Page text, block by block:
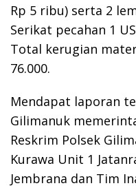
Rp 5 ribu) serta 2
Serikat pecahan 1
Total kerugian
76.000.
Mendapat laporan
Gilimanuk
Reskrim Polsek
Kurawa Unit 1
Jembrana dan Tim